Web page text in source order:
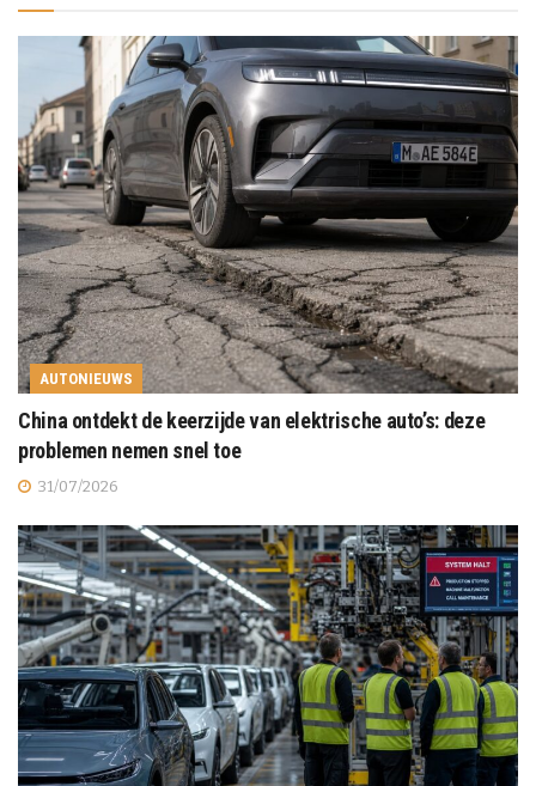
AUTONIEUWS
China ontdekt de keerzijde van elektrische auto’s: deze
problemen nemen snel toe
31/07/2026